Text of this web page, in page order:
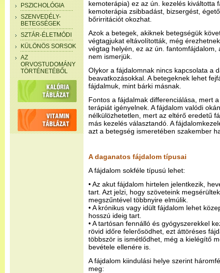
PSZICHOLÓGIA
SZENVEDÉLY-
BETEGSÉGEK
SZTÁR-ÉLETMÓDI
KÜLÖNÖS SORSOK
AZ
ORVOSTUDOMÁNY
TÖRTÉNETÉBŐL
kemoterápia) ez az ún. kezelés kiváltotta
kemoterápia zsibbadást, bizsergést,
bőrirritációt okozhat.
Azok a betegek, akiknek betegségük
végtagjukat eltávolították, még
végtag helyén, ez az ún. fantomfájdalom,
nem ismerjük.
Olykor a fájdalomnak nincs kapcsolata a
beavatkozásokkal. A betegeknek lehet
fájdalmuk, mint bárki másnak.
Fontos a fájdalmak differenciálása, mert
terápiát igényelnek. A fájdalom valódi
nélkülözhetetlen, mert az eltérő eredetű
más kezelés választandó. A
azt a betegség ismeretében szakember
A daganatos fájdalom típusai
A fájdalom sokféle típusú lehet:
• Az akut fájdalom hirtelen jelentkezik,
tart. Azt jelzi, hogy szöveteink
megszűntével többnyire elmúlik.
• A krónikus vagy idült fájdalom lehet
hosszú ideig tart.
• A tartósan fennálló és gyógyszerekkel
rövid időre felerősödhet, ezt áttöréses
többször is ismétlődhet, még a kielégítő
bevétele ellenére is.
A fájdalom kiindulási helye szerint
meg: